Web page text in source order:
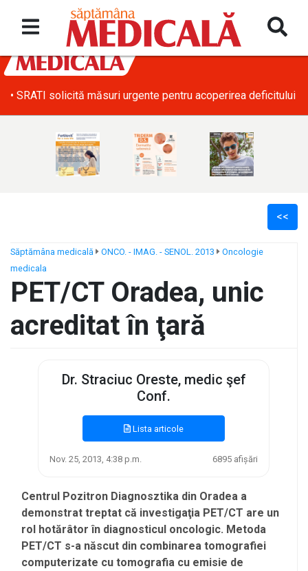
• SRATI solicită măsuri urgente pentru acoperirea deficitului
<<
Săptămâna medicală ONCO. - IMAG. - SENOL. 2013
Oncologie
medicala
PET/CT Oradea, unic
acreditat în ţară
Dr. Straciuc Oreste, medic şef
Conf.
Lista articole
Nov. 25, 2013, 4:38 p.m. 6895 afișări
Centrul Pozitron Diagnosztika din Oradea a
demonstrat treptat că investigaţia PET/CT are un
rol hotărâtor în diagnosticul oncologic. Metoda
PET/CT s-a născut din combinarea tomografiei
computerizate cu tomografia cu emisie de